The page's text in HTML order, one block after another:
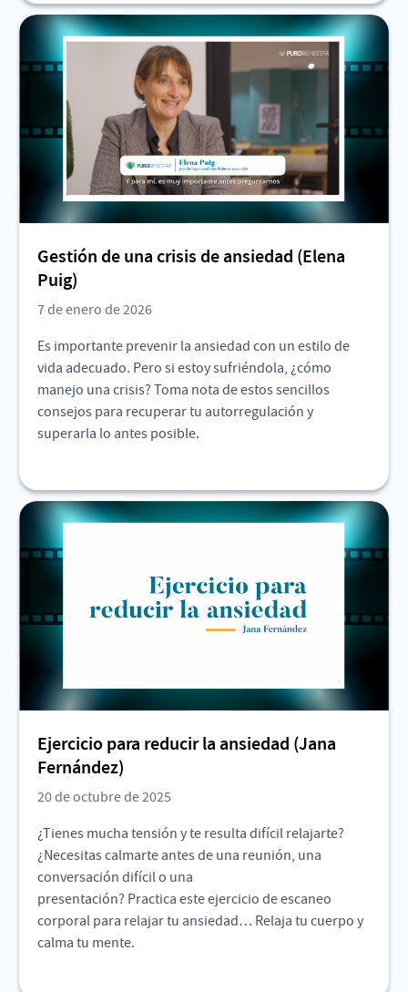
Gestión de una crisis de ansiedad (Elena
Puig)
7 de enero de 2026
Es importante prevenir la ansiedad con un estilo de
vida adecuado. Pero si estoy sufriéndola, ¿cómo
manejo una crisis? Toma nota de estos sencillos
consejos para recuperar tu autorregulación y
superarla lo antes posible.
Ejercicio para reducir la ansiedad (Jana
Fernández)
20 de octubre de 2025
¿Tienes mucha tensión y te resulta difícil relajarte?
¿Necesitas calmarte antes de una reunión, una
conversación difícil o una
presentación? Practica este ejercicio de escaneo
corporal para relajar tu ansiedad… Relaja tu cuerpo y
calma tu mente.